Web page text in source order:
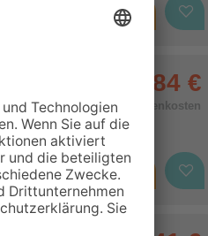
ZUM ANGEBOT
794,84 €
inkl. Nebenkosten
ZUM ANGEBOT